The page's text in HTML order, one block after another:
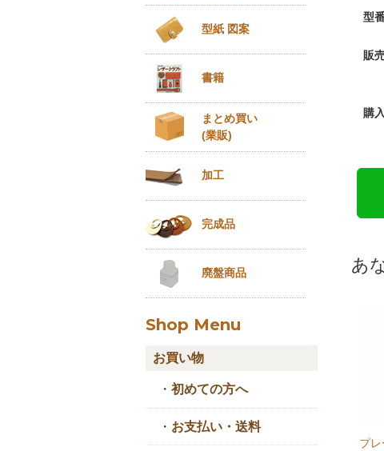
型
販
購
あ
プ
型紙 図案
書籍
まとめ買い
(業販)
加工
完成品
廃盤商品
Shop Menu
お買い物
・ 初めての方へ
・ お支払い・送料